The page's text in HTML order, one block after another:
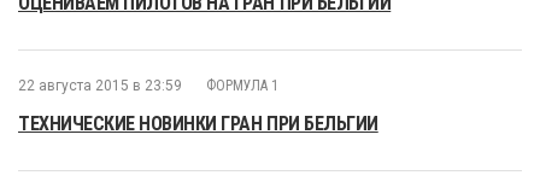
22 августа 2015 в 23:59 ФОРМУЛА 1
ТЕХНИЧЕСКИЕ НОВИНКИ ГРАН ПРИ БЕЛЬГИИ